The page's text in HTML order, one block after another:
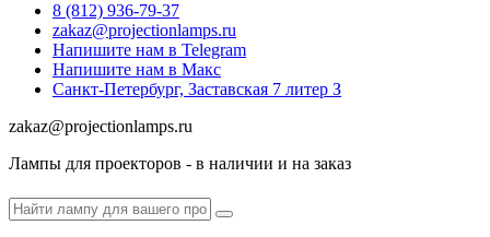
8 (812) 936-79-37
zakaz@projectionlamps.ru
Напишите нам в Telegram
Напишите нам в Макс
Санкт-Петербург, Заставская 7 литер З
zakaz@projectionlamps.ru
Лампы для проекторов - в наличии и на заказ